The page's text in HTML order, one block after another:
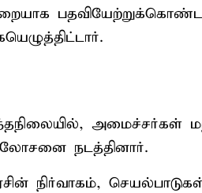
அமைச்சர்கள்
நடத்தினார்.
நிர்வாகம்,